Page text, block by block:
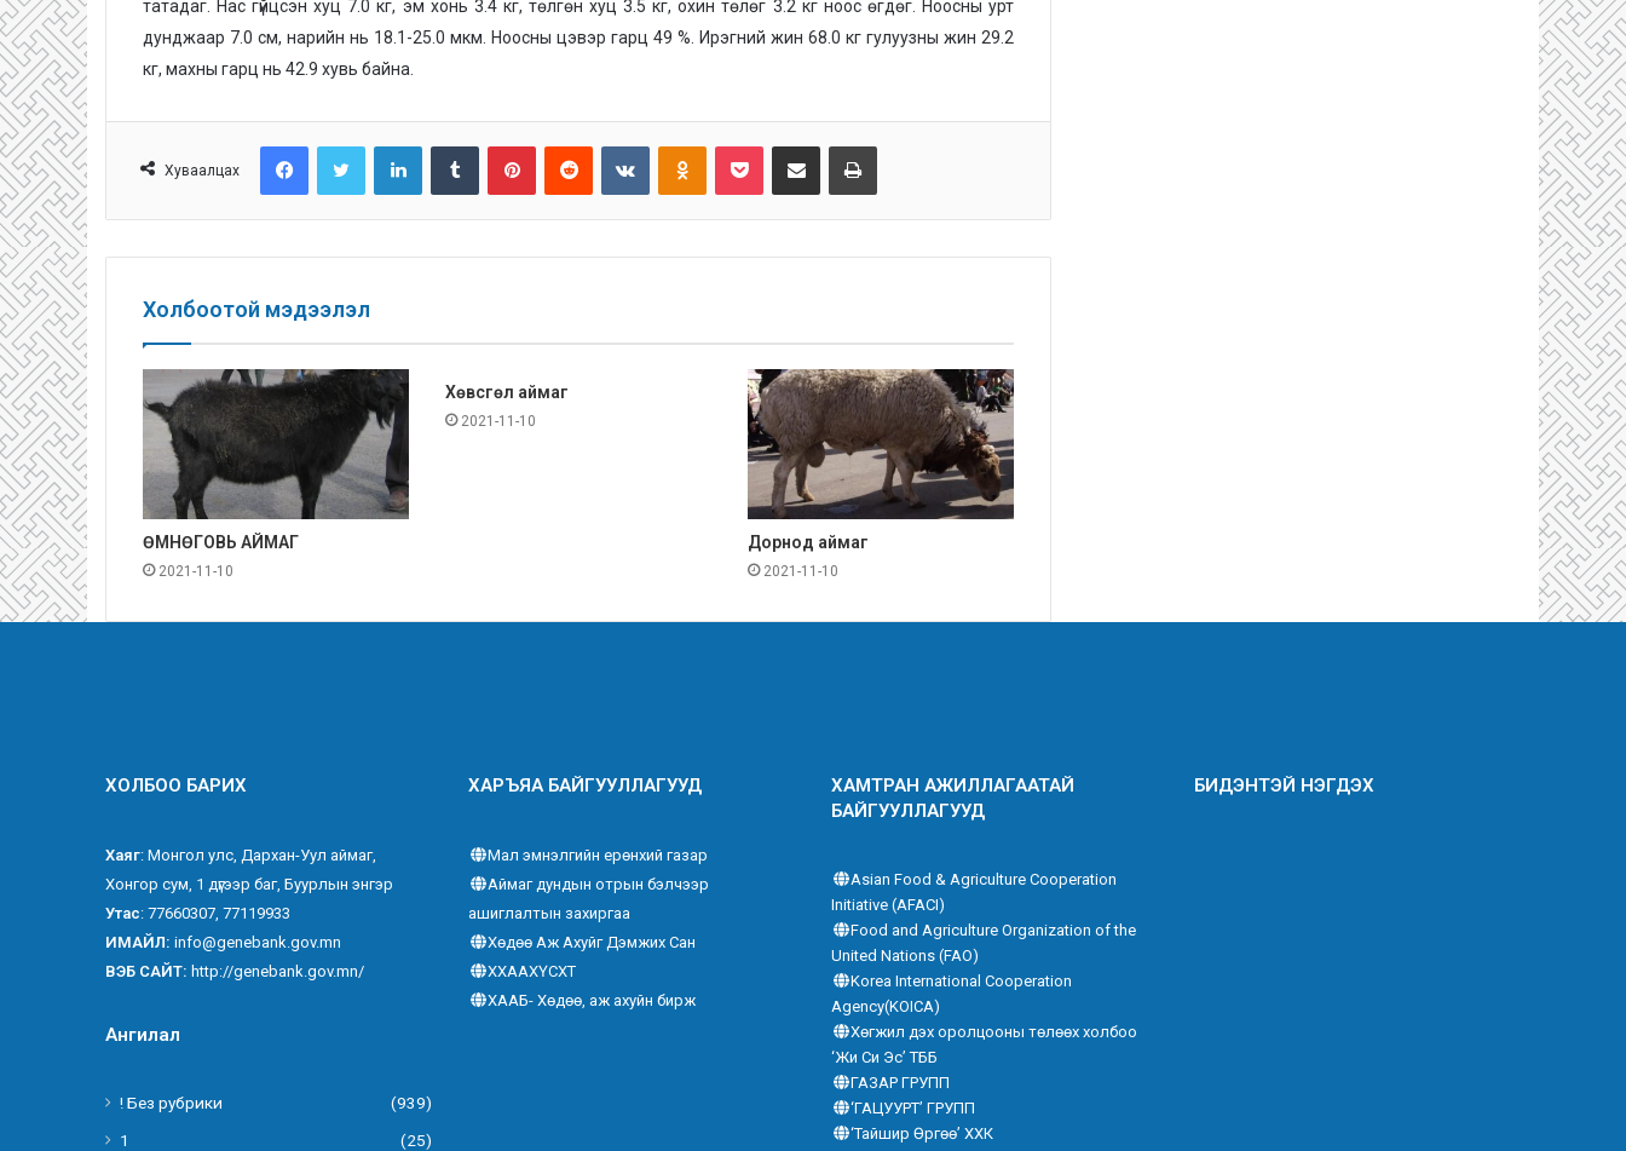
татадаг. Нас гүйцсэн хуц 7.0 кг, эм хонь 3.4 кг, төлгөн хуц 3.5 кг, охин төлөг 3.2 кг ноос өгдөг. Ноосны урт
дунджаар 7.0 см, нарийн нь 18.1-25.0 мкм. Ноосны цэвэр гарц 49 %. Ирэгний жин 68.0 кг гулуузны жин 29.2
кг, махны гарц нь 42.9 хувь байна.
Хуваалцах
Холбоотой мэдээлэл
ӨМНӨГОВЬ АЙМАГ
2021-11-10
Хөвсгөл аймаг
2021-11-10
Дорнод аймаг
2021-11-10
ХОЛБОО БАРИХ
Хаяг: Монгол улс, Дархан-Уул аймаг,
Хонгор сум, 1 дүгээр баг, Буурлын энгэр
Утас: 77660307, 77119933
ИМАЙЛ: info@genebank.gov.mn
ВЭБ САЙТ: http://genebank.gov.mn/
Ангилал
! Без рубрики
(939)
1
(25)
ХАРЪЯА БАЙГУУЛЛАГУУД
Мал эмнэлгийн ерөнхий газар
Аймаг дундын отрын бэлчээр
ашиглалтын захиргаа
Хөдөө Аж Ахуйг Дэмжих Сан
ХХААХҮСХТ
ХААБ- Хөдөө, аж ахуйн бирж
ХАМТРАН АЖИЛЛАГААТАЙ
БАЙГУУЛЛАГУУД
Asian Food & Agriculture Cooperation
Initiative (AFACI)
Food and Agriculture Organization of the
United Nations (FAO)
Korea International Cooperation
Agency(KOICA)
Хөгжил дэх оролцооны төлөөх холбоо
‘Жи Си Эс’ ТББ
ГАЗАР ГРУПП
‘ГАЦУУРТ’ ГРУПП
‘Тайшир Өргөө’ ХХК
БИДЭНТЭЙ НЭГДЭХ